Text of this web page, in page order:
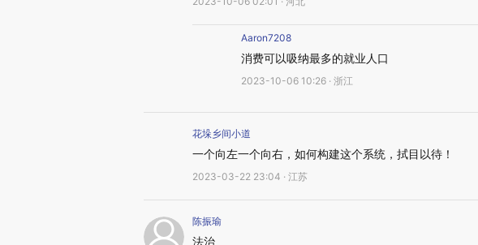
Aaron7208
消费可以吸纳最多的就业人口
2023-10-06 10:26 · 浙江
花垛乡间小道
一个向左一个向右，如何构建这个系统，拭目以待！
2023-03-22 23:04 · 江苏
陈振瑜
法治